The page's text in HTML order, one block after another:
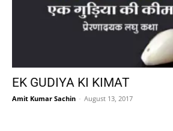
EK GUDIYA KI KIMAT
Amit Kumar Sachin - August 13, 2017